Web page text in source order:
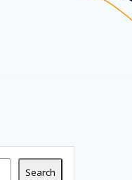
Search